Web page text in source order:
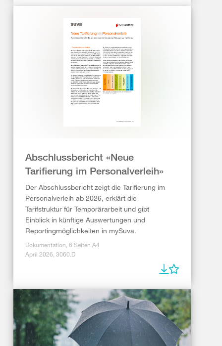
Abschlussbericht «Neue
Tarifierung im Personalverleih»
Der Abschlussbericht zeigt die Tarifierung im
Personalverleih ab 2026, erklärt die
Tarifstruktur für Temporärarbeit und gibt
Einblick in künftige Auswertungen und
Reportingmöglichkeiten in mySuva.
Dokumentation, 6 Seiten A4
April 2026, 3060.D